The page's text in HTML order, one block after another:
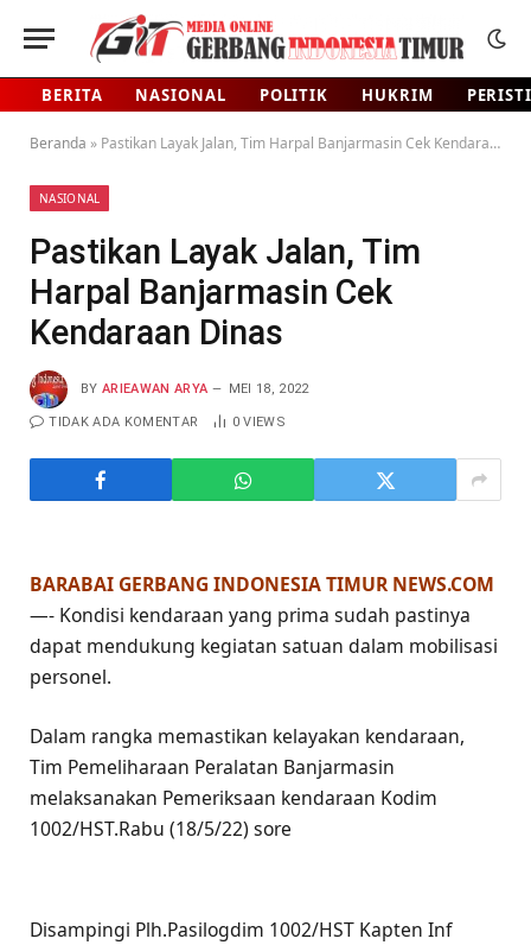
BERITA NASIONAL POLITIK HUKRIM
Beranda » Pastikan Layak Jalan, Tim Harpal Banjarmasin Cek Kendaraan Dinas
NASIONAL
Pastikan Layak Jalan, Tim
Harpal Banjarmasin Cek
Kendaraan Dinas
BY ARIEAWAN ARYA MEI 18, 2022
TIDAK ADA KOMENTAR 0VIEWS
BARABAI GERBANG INDONESIA TIMUR NEWS.COM
—- Kondisi kendaraan yang prima sudah pastinya
dapat mendukung kegiatan satuan dalam mobilisasi
personel.
Dalam rangka memastikan kelayakan kendaraan,
Tim Pemeliharaan Peralatan Banjarmasin
melaksanakan Pemeriksaan kendaraan Kodim
1002/HST.Rabu (18/5/22) sore
Disampingi Plh.Pasilogdim 1002/HST Kapten Inf